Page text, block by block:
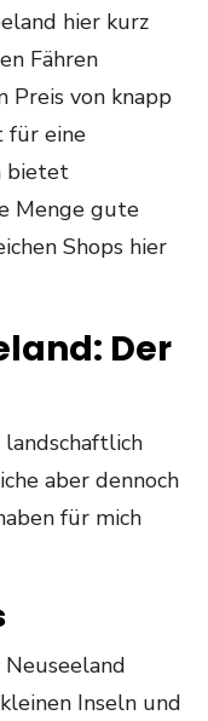
hier kurz
Fähren
Preis von knapp
für eine
bietet
Menge gute
Shops hier
Der
aber dennoch
für mich
Inseln und